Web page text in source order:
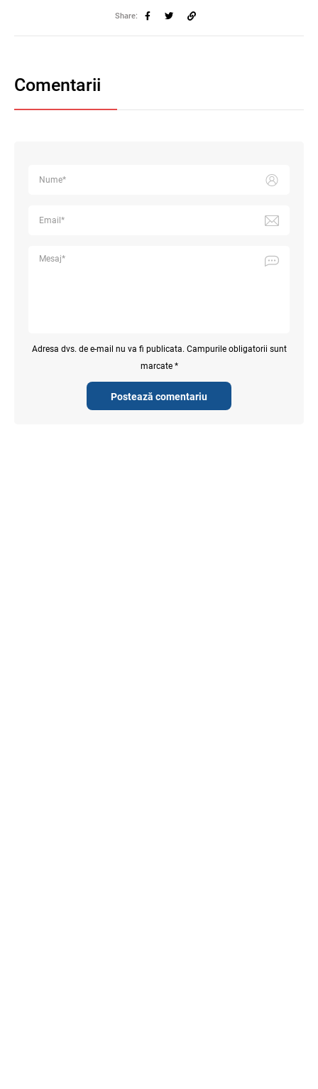
Share:
Comentarii
Postează comentariu
Adresa dvs. de e-mail nu va fi publicata. Campurile obligatorii sunt
marcate *